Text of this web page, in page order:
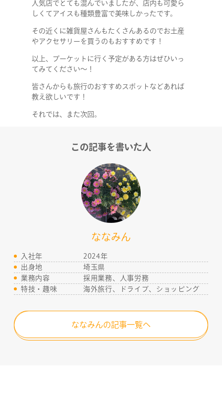
RECRUIT
人気店でとても混んでいましたが、店内も可愛ら
しくてアイスも種類豊富で美味しかったです。
その近くに雑貨屋さんもたくさんあるのでお土産
やアクセサリーを買うのもおすすめです！
以上、プーケットに行く予定がある方はぜひいっ
てみてください～！
皆さんからも旅行のおすすめスポットなどあれば
教え欲しいです！
それでは、また次回。
この記事を書いた人
ななみん
入社年
2024年
出身地
埼玉県
業務内容
採用業務、人事労務
特技・趣味
海外旅行、ドライブ、ショッピング
ななみんの記事一覧へ